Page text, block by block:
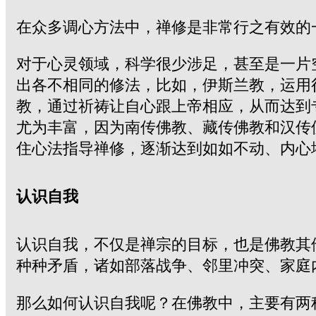
在众多调心方法中，禅修是非常行之有效
对于心灵领域，科学很少涉足，甚至是一
出各不相同的修法，比如，伊斯兰教，运
教，通过祈祷让自心跟上帝相应，从而达
尤为丰富，因为南传佛教、藏传佛教和汉
住心法指导禅修，逐渐达到如如不动、内
认识自我
认识自我，不仅是禅宗的目标，也是佛教
种种矛盾，诸如部落战争、邻里冲突、家
那么如何认识自我呢？在佛教中，主要有两